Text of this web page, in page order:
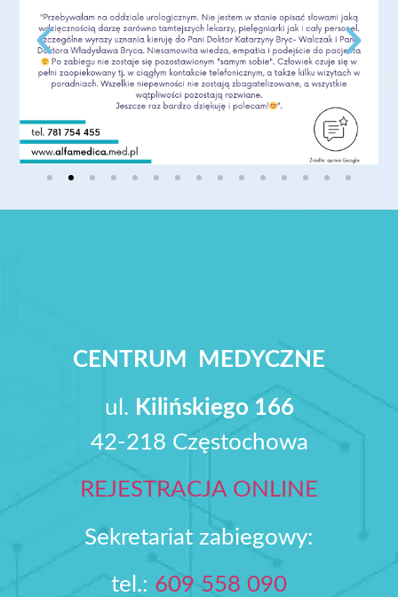
CENTRUM MEDYCZNE
ul. Kilińskiego 166
42-218 Częstochowa
REJESTRACJA ONLINE
Sekretariat zabiegowy:
tel.: 609 558 090‬